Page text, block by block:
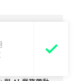
億年收
Starlink 覆